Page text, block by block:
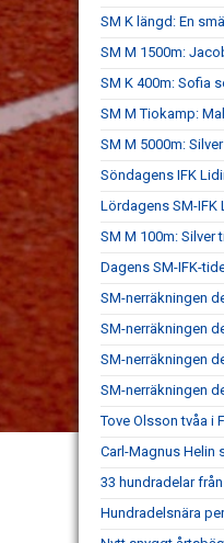
SM K längd: En
SM M 1500m:
SM K 400m: Sofia
SM M Tiokamp:
SM M 5000m:
Söndagens IFK
Lördagens SM-IFK
SM M 100m: Silver
Dagens SM-IFK-
SM-nerräkningen
SM-nerräkningen
SM-nerräkningen
SM-nerräkningen
Tove Olsson tvåa i
Carl-Magnus Helin
33 hundradelar
Hundradelsnära